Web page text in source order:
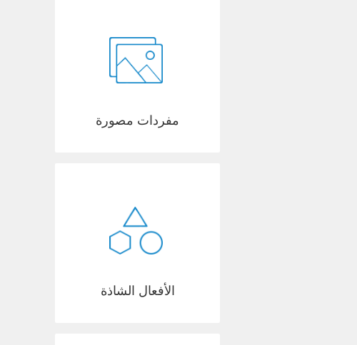
مفردات مصورة
الأفعال الشاذة